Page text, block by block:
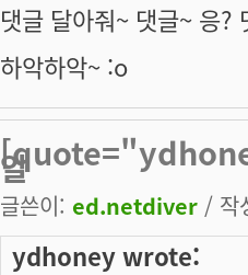
댓글 달아줘~ 댓글~ 응?
하악하악~ :o
알
글쓴이: ed.netdiver / 작
ydhoney wrote: